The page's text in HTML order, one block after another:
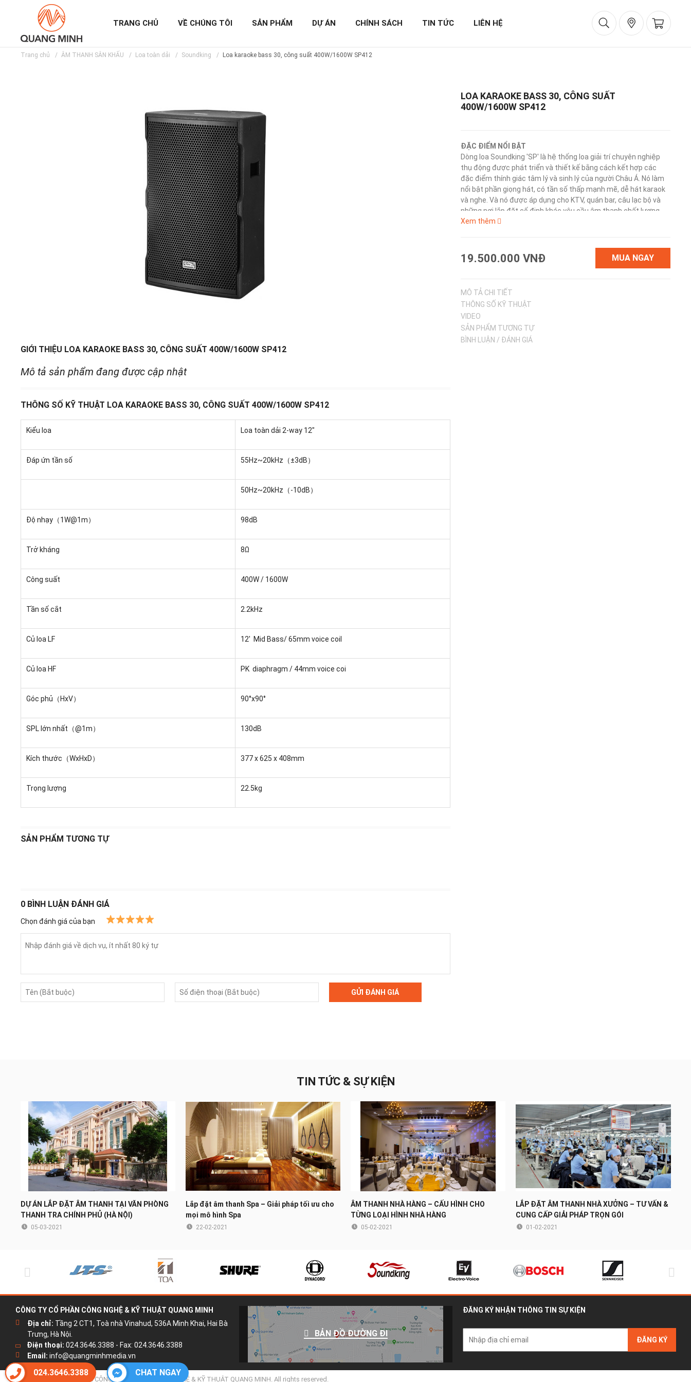
TRANG CHỦ VỀ CHÚNG TÔI SẢN PHẨM DỰ ÁN CHÍNH SÁCH TIN TỨC LIÊN HỆ
Trang chủ ÂM THANH SÂN KHẤU Loa toàn dải Soundking Loa karaoke bass 30, công suất 400W/1600W SP412
GIỚI THIỆU LOA KARAOKE BASS 30, CÔNG SUẤT 400W/1600W SP412
Mô tả sản phẩm đang được cập nhật
THÔNG SỐ KỸ THUẬT LOA KARAOKE BASS 30, CÔNG SUẤT 400W/1600W SP412
Kiểu loa Loa toàn dải 2-way 12"
Đáp ứn tần số 55Hz~20kHz（±3dB）
50Hz~20kHz（-10dB）
Độ nhạy（1W@1m） 98dB
Trở kháng 8Ω
Công suất 400W / 1600W
Tần số cắt 2.2kHz
Củ loa LF 12' Mid Bass/ 65mm voice coil
Củ loa HF PK diaphragm / 44mm voice coi
Góc phủ（HxV） 90°x90°
SPL lớn nhất（@1m） 130dB
Kích thước（WxHxD） 377 x 625 x 408mm
Trọng lượng 22.5kg
SẢN PHẨM TƯƠNG TỰ
0 BÌNH LUẬN ĐÁNH GIÁ
Chọn đánh giá của bạn
GỬI ĐÁNH GIÁ
LOA KARAOKE BASS 30, CÔNG SUẤT
400W/1600W SP412
ĐẶC ĐIỂM NỔI BẬT
Dòng loa Soundking 'SP' là hệ thống loa giải trí chuyên nghiệp
thụ động được phát triển và thiết kế bằng cách kết hợp các
đặc điểm thính giác tâm lý và sinh lý của người Châu Á. Nó làm
nổi bật phần giọng hát, có tần số thấp mạnh mẽ, dễ hát karaok
và nghe. Và nó được áp dụng cho KTV, quán bar, câu lạc bộ và
những nơi lắp đặt cố định khác yêu cầu âm thanh chất lượng
cao.
Xem thêm
19.500.000 VNĐ MUA NGAY
MÔ TẢ CHI TIẾT
THÔNG SỐ KỸ THUẬT
VIDEO
SẢN PHẨM TƯƠNG TỰ
BÌNH LUẬN / ĐÁNH GIÁ
TIN TỨC & SỰ KIỆN
DỰ ÁN LẮP ĐẶT ÂM THANH TẠI VĂN PHÒNG
THANH TRA CHÍNH PHỦ (HÀ NỘI)
05-03-2021
Lắp đặt âm thanh Spa – Giải pháp tối ưu cho
mọi mô hình Spa
22-02-2021
ÂM THANH NHÀ HÀNG – CẤU HÌNH CHO
TỪNG LOẠI HÌNH NHÀ HÀNG
05-02-2021
LẮP ĐẶT ÂM THANH NHÀ XƯỞNG – TƯ VẤN &
CUNG CẤP GIẢI PHÁP TRỌN GÓI
01-02-2021
CÔNG TY CỔ PHẦN CÔNG NGHỆ & KỸ THUẬT QUANG MINH
Địa chỉ: Tầng 2 CT1, Toà nhà Vinahud, 536A Minh Khai, Hai Bà
Trưng, Hà Nội.
Điện thoại: 024.3646.3388 - Fax: 024.3646.3388
Email: info@quangminhmedia.vn
BẢN ĐỒ ĐƯỜNG ĐI
ĐĂNG KÝ NHẬN THÔNG TIN SỰ KIỆN
© 2020 Bản quyền thuộc CÔNG TY CỔ PHẦN CÔNG NGHỆ & KỸ THUẬT QUANG MINH. All rights reserved.
024.3646.3388 CHAT NGAY